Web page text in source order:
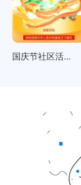
国庆节社区活动邀请函表彰大会